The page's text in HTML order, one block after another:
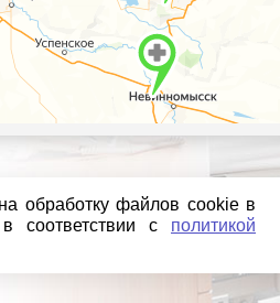
обработку файлов cookie в
соответствии с политикой